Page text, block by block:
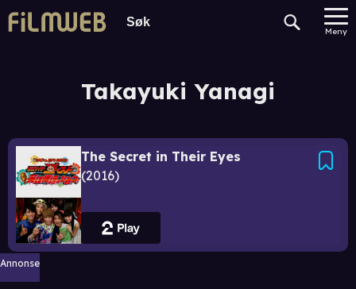
Meny
Takayuki Yanagi
The Secret in Their Eyes
2016
Annonse